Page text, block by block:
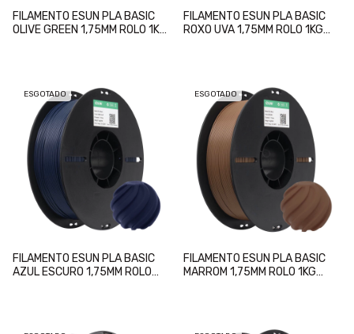
FILAMENTO ESUN PLA BASIC
OLIVE GREEN 1,75MM ROLO 1KG
FILAMENTO ESUN PLA BASIC
ROXO UVA 1,75MM ROLO 1KG
ESGOTADO
FILAMENTO ESUN PLA BASIC
AZUL ESCURO 1,75MM ROLO
ESGOTADO
FILAMENTO ESUN PLA BASIC
MARROM 1,75MM ROLO 1KG